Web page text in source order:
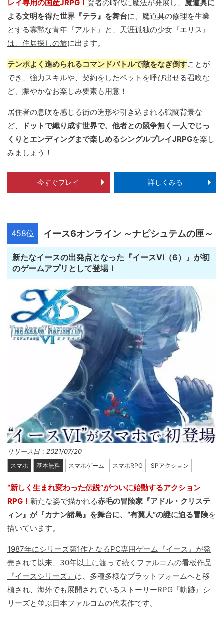
レイ専用の国産JRPG！ 賢者の時代に魔法が発展し、 魔道具に
よる文明を得た世界『テラ』を舞台に、魔道具の修理を生業
とする寡黙な青年『アルド』と、天涯孤独の少女『エリス』
は、住居探しの旅に出ます。
テンポよく進められるコマンドバトルで敵をなぎ倒すことが
でき、強力スキルや、契約をしたペットを呼び出せる召喚な
ど、賑やかなお楽しみ要素も用意！
居住者の息吹を感じる街の造形や引き込まれる戦闘背景な
ど、
ドットで織り成す世界で、他者との競争無く一人でじっ
くりとエンディングまで楽しめるシングルプレイJRPGを楽し
みましょう！
今すぐプレイ 詳しくみる
458位 イース6オンライン ～ナピシュテムの匣～
新たなイースの出発点となった『イースVI（6）』が初
のゲームアプリとして登場！
リリース日：2021/07/20
スマホ 基本無料 スマホゲーム スマホRPG SPアクション
“新しく生まれ変わった伝説”がついに始動するアクション
RPG！ 新たな姿で描かれる赤毛の冒険家『アドル・クリステ
ィン』が『カナン諸島』を舞台に、“有翼人”の謎に迫る冒険を
描いています。
1987年にシリーズ第1作となるPC専用ゲーム『イース』が発
売されて以来、30年以上に渡って続くファルコムの看板作品
『イースシリーズ』 は、多種多様なプラットフォームへと移
植され、海外でも展開されているストーリーRPG『軌跡』シ
リーズと並ぶ日本ファルコムの代表作です。